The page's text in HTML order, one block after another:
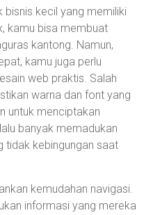
bisnis kecil yang memiliki
kamu bisa membuat
kantong. Namun,
kamu juga perlu
web praktis. Salah
warna dan font yang
untuk menciptakan
banyak memadukan
tidak kebingungan saat
kemudahan navigasi.
informasi yang mereka